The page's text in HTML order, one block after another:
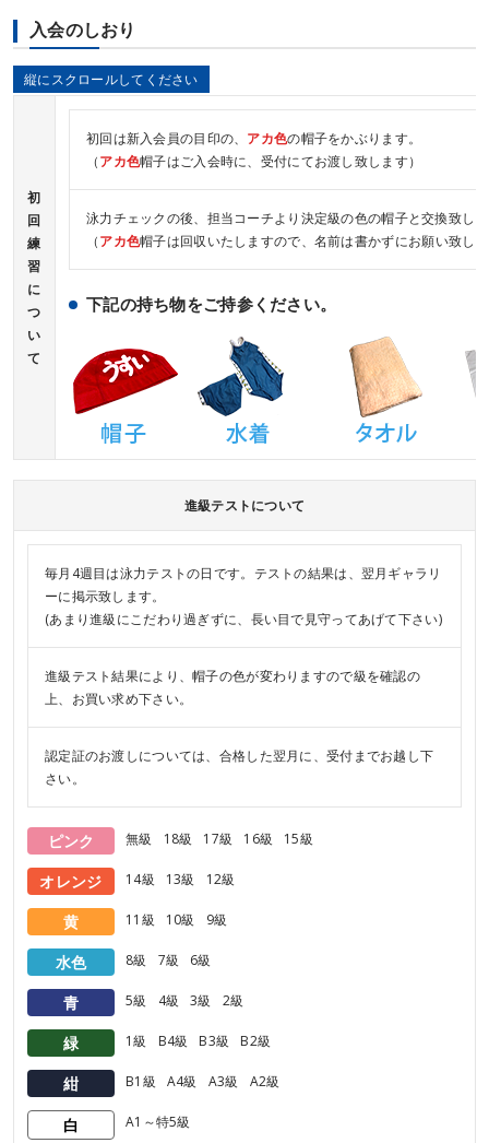
入会のしおり
初
回
練
習
に
つ
い
て
初回は新入会員の目印の、 アカ色の帽子をかぶります。
（アカ色帽子はご入会時に、受付にてお渡し致します）
泳力チェックの後、担当コーチより決定級の色の帽子と交換致し
（アカ色帽子は回収いたしますので、名前は書かずにお願い致し
下記の持ち物をご持参ください。
進級テストについて
毎月4週目は泳力テストの日です。テストの結果は、翌月ギャラリ
ーに掲示致します。
(あまり進級にこだわり過ぎずに、長い目で見守ってあげて下さい)
進級テスト結果により、帽子の色が変わりますので級を確認の
上、お買い求め下さい。
認定証のお渡しについては、合格した翌月に、受付までお越し下
さい。
ピンク 無級 18級 17級 16級 15級
オレンジ 14級 13級 12級
黄 11級 10級 9級
水色 8級 7級 6級
青 5級 4級 3級 2級
緑 1級 B4級 B3級 B2級
紺 B1級 A4級 A3級 A2級
白 A1～特5級